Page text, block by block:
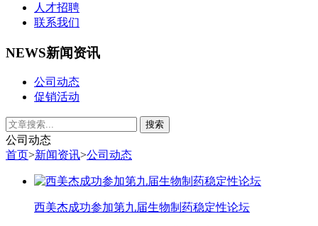
人才招聘
联系我们
NEWS新闻资讯
公司动态
促销活动
公司动态
首页>新闻资讯>公司动态
西美杰成功参加第九届生物制药稳定性论坛